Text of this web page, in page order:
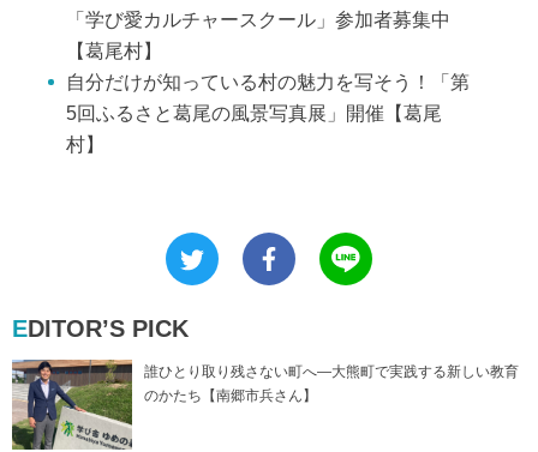
「学び愛カルチャースクール」参加者募集中
【葛尾村】
自分だけが知っている村の魅力を写そう！「第
5回ふるさと葛尾の風景写真展」開催【葛尾
村】
EDITOR’S PICK
誰ひとり取り残さない町へ―大熊町で実践する新しい教育
のかたち【南郷市兵さん】